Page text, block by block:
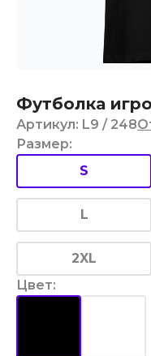
Футболка
Артикул: L9 / 248
Размер:
S
L
2XL
Цвет: